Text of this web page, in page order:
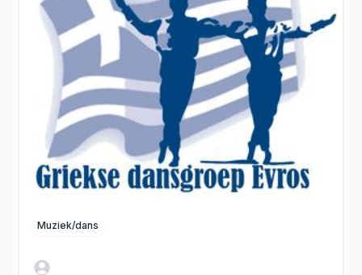
Muziek/dans